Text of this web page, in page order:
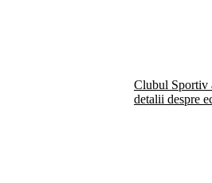
Clubul Sportiv
detalii despre